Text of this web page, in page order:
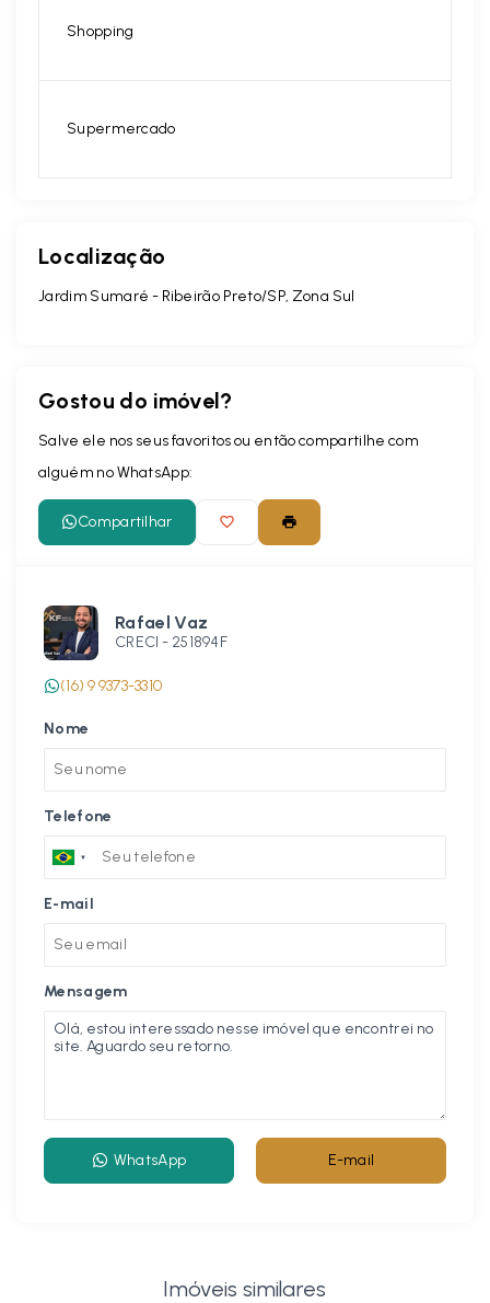
Shopping
Supermercado
Localização
Jardim Sumaré - Ribeirão Preto/SP, Zona Sul
Gostou do imóvel?
Salve ele nos seus favoritos ou então compartilhe com
alguém no WhatsApp:
Compartilhar
Rafael Vaz
CRECI - 251894F
(16) 9 9373-3310
Nome
Telefone
E-mail
Mensagem
WhatsApp E-mail
Imóveis similares